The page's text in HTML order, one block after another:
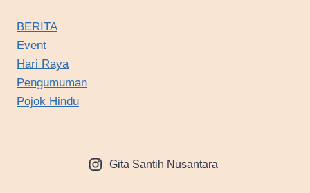
BERITA
Event
Hari Raya
Pengumuman
Pojok Hindu
Gita Santih Nusantara